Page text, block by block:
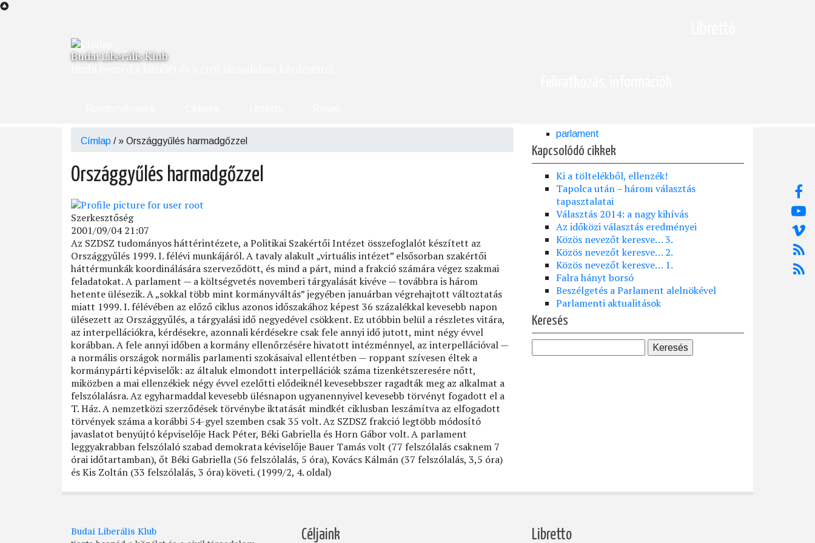
Ugrás
Budai Liberális Klub
Morzsa
Címlap / Országgyűlés harmadgőzzel
Országgyűlés harmadgőzzel
Szerkesztőség
2001/09/04 21:07
Az SZDSZ tudományos háttérintézete, a Politikai Szakértői Intézet összefoglalót készített az
Országgyűlés 1999. I. félévi munkájáról. A tavaly alakult „virtuális intézet” elsősorban szakértői
háttérmunkák koordinálására szerveződött, és mind a párt, mind a frakció számára végez szakmai
feladatokat. A parlament — a költségvetés novemberi tárgyalását kivéve — továbbra is három
hetente ülésezik. A „sokkal több mint kormányváltás” jegyében januárban végrehajtott változtatás
miatt 1999. I. félévében az előző ciklus azonos időszakához képest 36 százalékkal kevesebb napon
ülésezett az Országgyűlés, a tárgyalási idő negyedével csökkent. Ez utóbbin belül a részletes vitára,
az interpellációkra, kérdésekre, azonnali kérdésekre csak fele annyi idő jutott, mint négy évvel
korábban. A fele annyi időben a kormány ellenőrzésére hivatott intézménnyel, az interpellációval —
a normális országok normális parlamenti szokásaival ellentétben — roppant szívesen éltek a
kormánypárti képviselők: az általuk elmondott interpellációk száma tizenkétszeresére nőtt,
miközben a mai ellenzékiek négy évvel ezelőtti elődeiknél kevesebbszer ragadták meg az alkalmat a
felszólalásra. Az egyharmaddal kevesebb ülésnapon ugyanennyivel kevesebb törvényt fogadott el a
T. Ház. A nemzetközi szerződések törvénybe iktatását mindkét ciklusban leszámítva az elfogadott
törvények száma a korábbi 54-gyel szemben csak 35 volt. Az SZDSZ frakció legtöbb módosító
javaslatot benyújtó képviselője Hack Péter, Béki Gabriella és Horn Gábor volt. A parlament
leggyakrabban felszólaló szabad demokrata kéviselője Bauer Tamás volt (77 felszólalás csaknem 7
órai időtartamban), őt Béki Gabriella (56 felszólalás, 5 óra), Kovács Kálmán (37 felszólalás, 3,5 óra)
és Kis Zoltán (33 felszólalás, 3 óra) követi. (1999/2, 4. oldal)
parlament
Kapcsolódó cikkek
Ki a töltelékből, ellenzék!
Tapolca után – három választás
tapasztalatai
Választás 2014: a nagy kihívás
Az időközi választás eredményei
Közös nevezőt keresve… 3.
Közös nevezőt keresve… 2.
Közös nevezőt keresve… 1.
Falra hányt borsó
Beszélgetés a Parlament alelnökével
Parlamenti aktualitások
Keresés
Budai Liberális Klub
Céljaink Libretto